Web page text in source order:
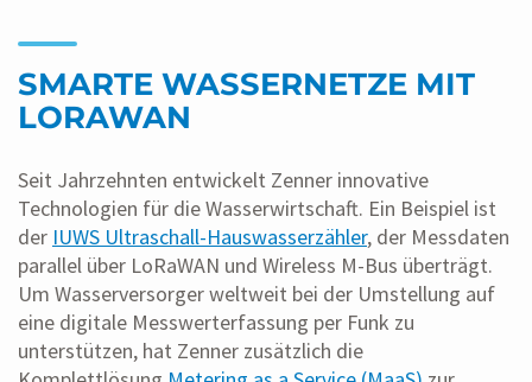
SMARTE WASSERNETZE MIT
LORAWAN
Seit Jahrzehnten entwickelt Zenner innovative
Technologien für die Wasserwirtschaft. Ein Beispiel ist
der IUWS Ultraschall-Hauswasserzähler, der Messdaten
parallel über LoRaWAN und Wireless M-Bus überträgt.
Um Wasserversorger weltweit bei der Umstellung auf
eine digitale Messwerterfassung per Funk zu
unterstützen, hat Zenner zusätzlich die